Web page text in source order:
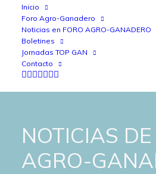
Inicio
Foro Agro-Ganadero
Noticias en FORO AGRO-GANADERO
Boletines
Jornadas TOP GAN
Contacto
NOTICIAS
AGRO-